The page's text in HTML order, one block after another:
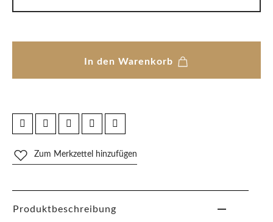
In den Warenkorb
Zum Merkzettel hinzufügen
Produktbeschreibung